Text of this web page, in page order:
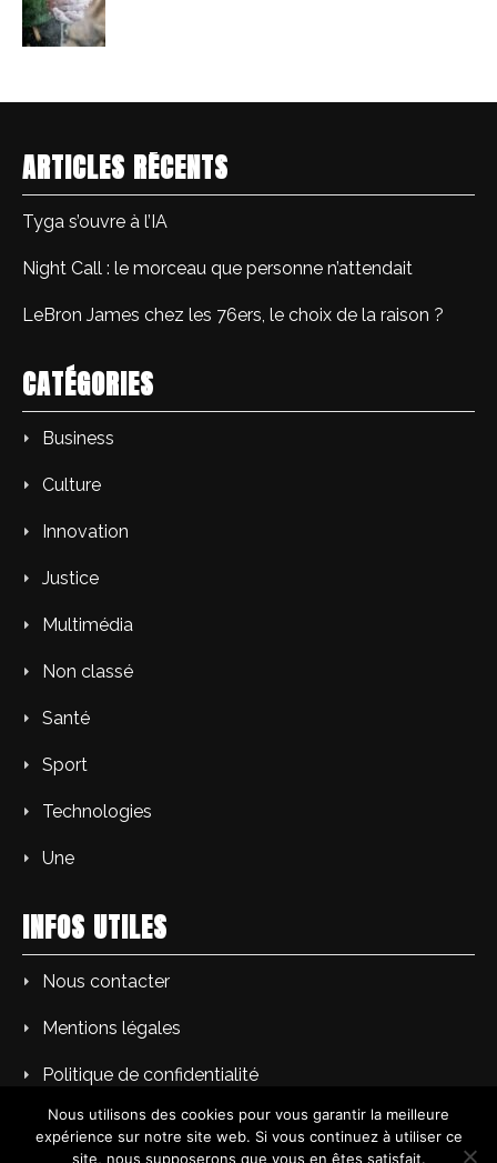
ARTICLES RÉCENTS
Tyga s’ouvre à l’IA
Night Call : le morceau que personne n’attendait
LeBron James chez les 76ers, le choix de la raison ?
CATÉGORIES
Business
Culture
Innovation
Justice
Multimédia
Non classé
Santé
Sport
Technologies
Une
INFOS UTILES
Nous contacter
Mentions légales
Politique de confidentialité
Nous utilisons des cookies pour vous garantir la meilleure
expérience sur notre site web. Si vous continuez à utiliser ce
site, nous supposerons que vous en êtes satisfait.